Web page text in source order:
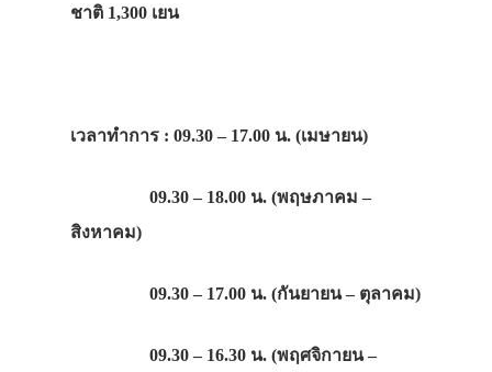
ชาติ 1,300 เยน
เวลาทำการ : 09.30 – 17.00 น. (เมษายน)
09.30 – 18.00 น. (พฤษภาคม –
สิงหาคม)
09.30 – 17.00 น. (กันยายน – ตุลาคม)
09.30 – 16.30 น. (พฤศจิกายน –